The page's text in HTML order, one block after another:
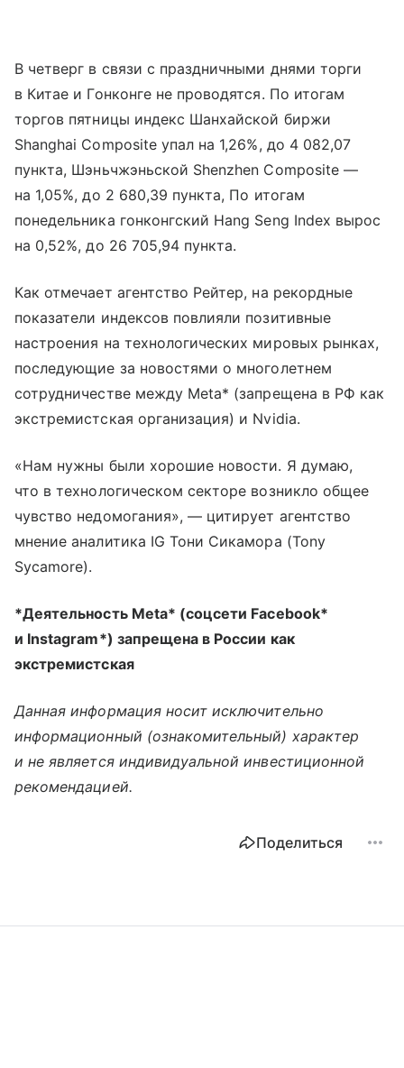
В четверг в связи с праздничными днями торги
в Китае и Гонконге не проводятся. По итогам
торгов пятницы индекс Шанхайской биржи
Shanghai Composite упал на 1,26%, до 4 082,07
пункта, Шэньчжэньской Shenzhen Composite —
на 1,05%, до 2 680,39 пункта, По итогам
понедельника гонконгский Hang Seng Index вырос
на 0,52%, до 26 705,94 пункта.
Как отмечает агентство Рейтер, на рекордные
показатели индексов повлияли позитивные
настроения на технологических мировых рынках,
последующие за новостями о многолетнем
сотрудничестве между Meta* (запрещена в РФ как
экстремистская организация) и Nvidia.
«Нам нужны были хорошие новости. Я думаю,
что в технологическом секторе возникло общее
чувство недомогания», — цитирует агентство
мнение аналитика IG Тони Сикамора (Tony
Sycamore).
*Деятельность Meta* (соцсети Facebook*
и Instagram*) запрещена в России как
экстремистская
Данная информация носит исключительно
информационный (ознакомительный) характер
и не является индивидуальной инвестиционной
рекомендацией.
Поделиться